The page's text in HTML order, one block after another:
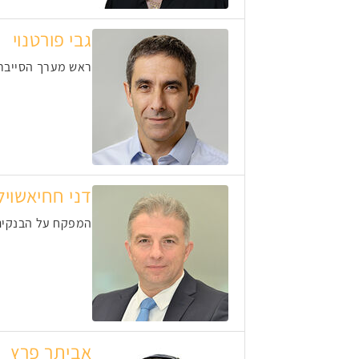
גבי פורטנוי
ראש מערך
דני
המפקח על
אביתר פרץ